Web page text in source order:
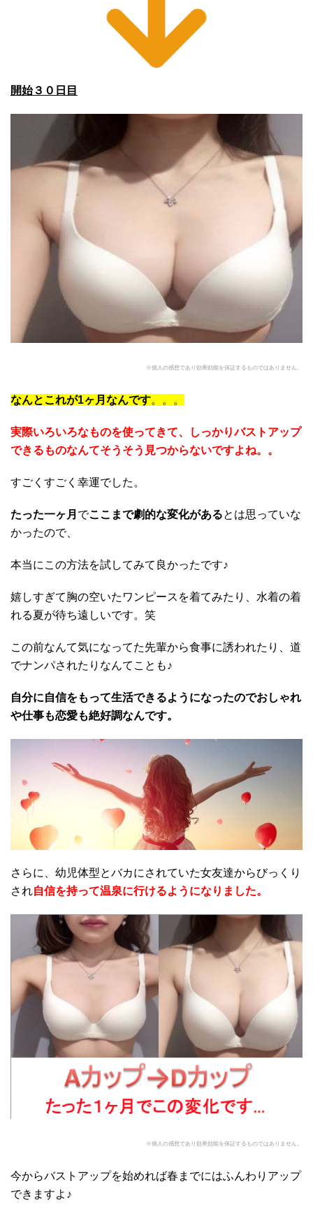
開始３０日目
※個人の感想であり効果効能を保証するものではありません。
なんとこれが1ヶ月なんです。。。
実際いろいろなものを使ってきて、しっかりバストアップ
できるものなんてそうそう見つからないですよね。。
すごくすごく幸運でした。
たった一ヶ月 でここまで劇的な変化があるとは思っていな
かったので、
本当にこの方法を試してみて良かったです♪
嬉しすぎて胸の空いたワンピースを着てみたり、水着の着
れる夏が待ち遠しいです。笑
この前なんて気になってた先輩から食事に誘われたり、道
でナンパされたりなんてことも♪
自分に自信をもって生活できるようになったのでおしゃれ
や仕事も恋愛も絶好調なんです。
さらに、幼児体型とバカにされていた女友達からびっくり
され自信を持って温泉に行けるようになりました。
※個人の感想であり効果効能を保証するものではありません。
今からバストアップを始めれば春までにはふんわりアップ
できますよ♪